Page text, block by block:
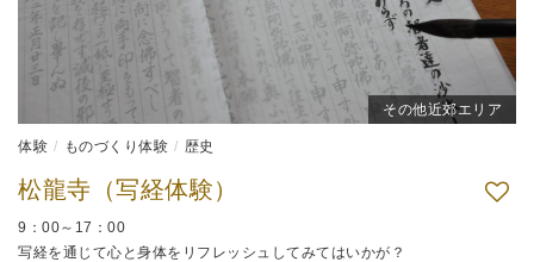
その他近郊エリア
体験 ものづくり体験 歴史
松龍寺（写経体験）
9：00～17：00
写経を通じて心と身体をリフレッシュしてみてはいかが？